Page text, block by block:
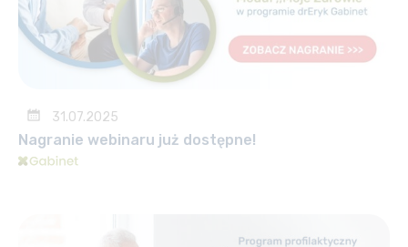
31.07.2025
Nagranie webinaru już dostępne!